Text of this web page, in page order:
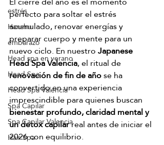
estrés
Hanshu
embarazo
Head spa en verano
Head Spa
Head Spa Valencia
Spa Capilar
Spa Capilar Valencia
Hair Spa
perfecto para soltar el estrés
acumulado, renovar energías y
preparar cuerpo y mente para un
nuevo ciclo. En nuestro Japanese
Head Spa Valencia, el ritual de
renovación de fin de año se ha
convertido en una experiencia
imprescindible para quienes buscan
bienestar profundo, claridad mental y
un detox capilar real antes de iniciar el
2026 con equilibrio.